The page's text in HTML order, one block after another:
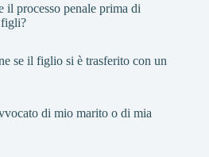
il processo penale prima di
figli?
se il figlio si è trasferito con un
di mio marito o di mia